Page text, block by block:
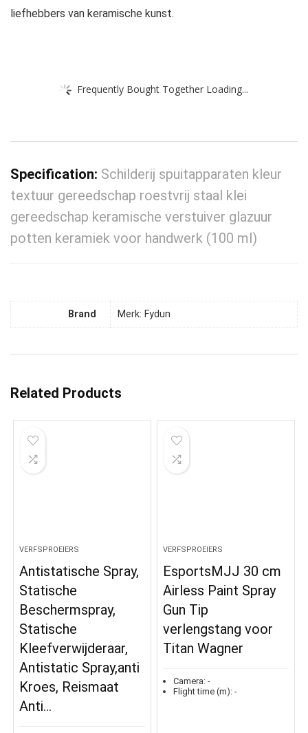
liefhebbers van keramische kunst.
Frequently Bought Together Loading...
Specification: Schilderij spuitapparaten kleur
textuur gereedschap roestvrij staal klei
gereedschap keramische verstuiver glazuur
potten keramiek voor handwerk (100 ml)
Brand Merk: Fydun
Related Products
VERFSPROEIERS
Antistatische Spray,
Statische
Beschermspray,
Statische
Kleefverwijderaar,
Antistatic Spray,anti
Kroes, Reismaat
Anti…
VERFSPROEIERS
EsportsMJJ 30 cm
Airless Paint Spray
Gun Tip
verlengstang voor
Titan Wagner
Camera: -
Flight time (m): -